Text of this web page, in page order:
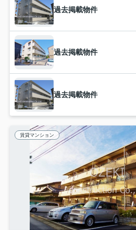
過去掲載物件
過去掲載物件
過去掲載物件
賃貸マンション